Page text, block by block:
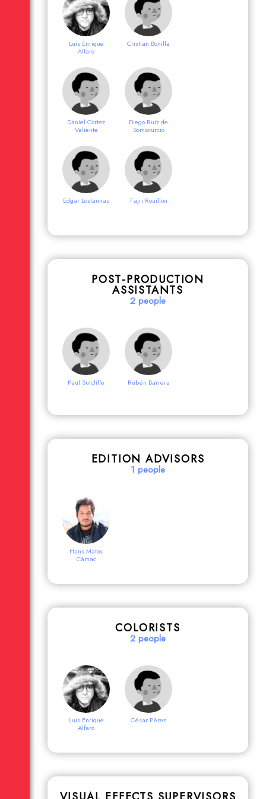
Michèle André Alex Cruz
Alfonso Rosas
Priego
Danielle Fillios
Edgar Lostaunau Eduardo Pinto
Annichini
Rafael Arévalo
Wesley
Verástegui
Temoche
Pacheco
Vivanco Luna
Juan Daniel F.
Martin Eller
Mauricio Franco
Luis Enrique
Alfaro
Cristian Bonilla
Daniel Cortez
Valiente
Diego Ruiz de
Somocurcio
Edgar Lostaunau Fajri Rouillon
José Huamán
Joseph Lora
Milko Villalobos
POST-PRODUCTION
ASSISTANTS
2 people
Paul Sutcliffe Rubén Barrera
EDITION ADVISORS
1 people
Hans Matos
Cámac
COLORISTS
2 people
Luis Enrique
Alfaro
César Pérez